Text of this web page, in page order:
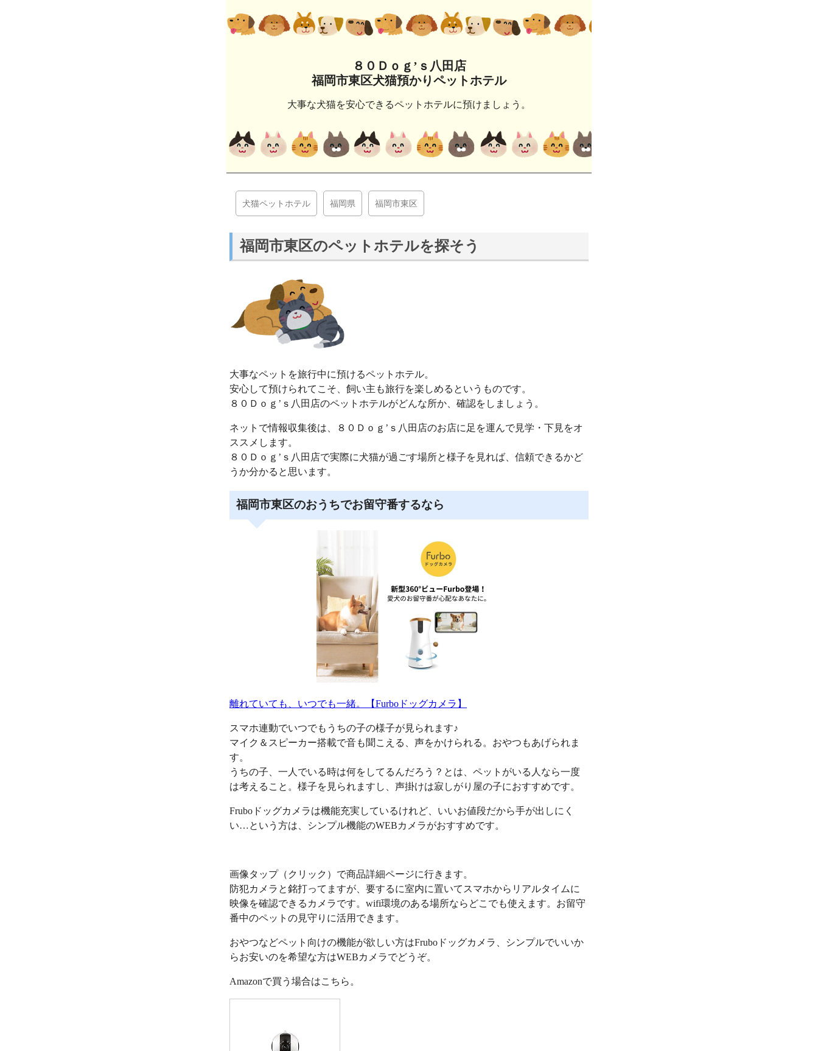
８０Ｄｏｇ’ｓ八田店
福岡市東区犬猫預かりペットホテル
大事な犬猫を安心できるペットホテルに預けましょう。
犬猫ペットホテル 福岡県 福岡市東区
福岡市東区のペットホテルを探そう
大事なペットを旅行中に預けるペットホテル。
安心して預けられてこそ、飼い主も旅行を楽しめるというものです。
８０Ｄｏｇ’ｓ八田店のペットホテルがどんな所か、確認をしましょう。
ネットで情報収集後は、８０Ｄｏｇ’ｓ八田店のお店に足を運んで見学・下見をオ
ススメします。
８０Ｄｏｇ’ｓ八田店で実際に犬猫が過ごす場所と様子を見れば、信頼できるかど
うか分かると思います。
福岡市東区のおうちでお留守番するなら
離れていても、いつでも一緒。【Furboドッグカメラ】
スマホ連動でいつでもうちの子の様子が見られます♪
マイク＆スピーカー搭載で音も聞こえる、声をかけられる。おやつもあげられま
す。
うちの子、一人でいる時は何をしてるんだろう？とは、ペットがいる人なら一度
は考えること。様子を見られますし、声掛けは寂しがり屋の子におすすめです。
Fruboドッグカメラは機能充実しているけれど、いいお値段だから手が出しにく
い…という方は、シンプル機能のWEBカメラがおすすめです。
画像タップ（クリック）で商品詳細ページに行きます。
防犯カメラと銘打ってますが、要するに室内に置いてスマホからリアルタイムに
映像を確認できるカメラです。wifi環境のある場所ならどこでも使えます。お留守
番中のペットの見守りに活用できます。
おやつなどペット向けの機能が欲しい方はFruboドッグカメラ、シンプルでいいか
らお安いのを希望な方はWEBカメラでどうぞ。
Amazonで買う場合はこちら。